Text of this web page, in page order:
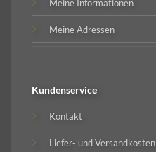
Meine Informationen
Meine Adressen
Kundenservice
Kontakt
Liefer- und Versandkosten